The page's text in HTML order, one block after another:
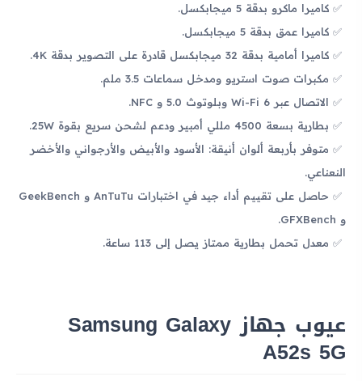
كاميرا ماكرو بدقة 5 ميجابكسل.
كاميرا عمق بدقة 5 ميجابكسل.
كاميرا أمامية بدقة 32 ميجابكسل قادرة على التصوير بدقة 4K.
مكبرات صوت استريو ومدخل سماعات 3.5 ملم.
الاتصال عبر Wi-Fi 6 وبلوتوث 5.0 و NFC.
بطارية بسعة 4500 مللي أمبير ودعم لشحن سريع بقوة 25W.
متوفر بأربعة ألوان أنيقة: الأسود والأبيض والأرجواني والأخضر
النعناعي.
حاصل على تقييم أداء جيد في اختبارات AnTuTu و GeekBench
و GFXBench.
معدل تحمل بطارية ممتاز يصل إلى 113 ساعة.
عيوب جهاز Samsung Galaxy
A52s 5G